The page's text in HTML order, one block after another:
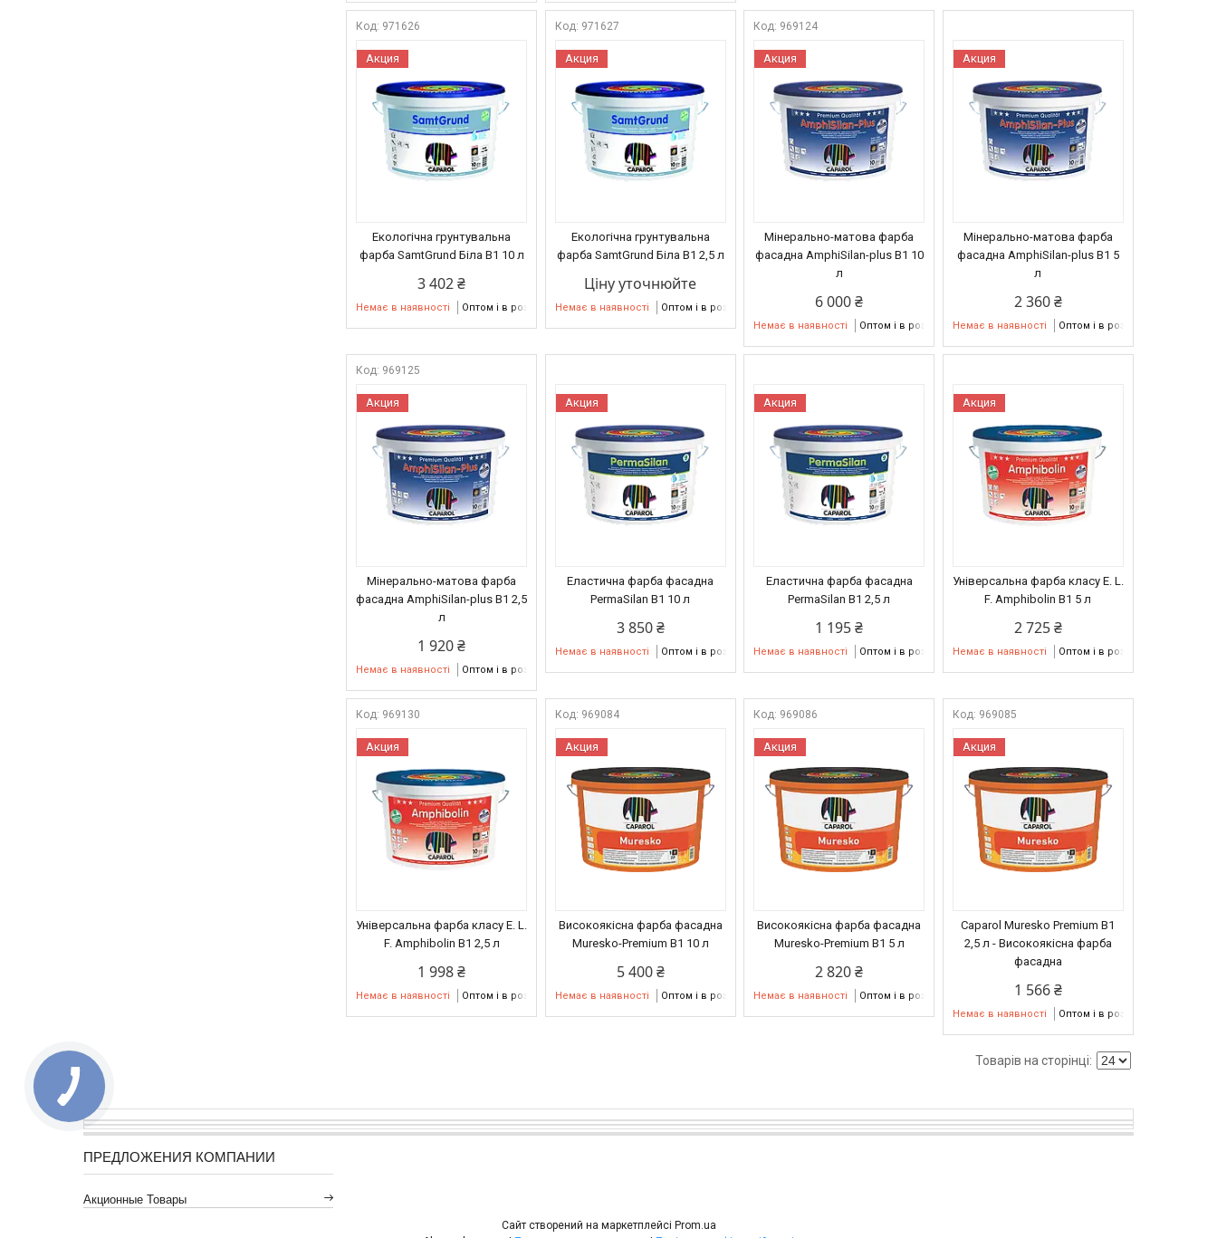
971626
Акция
Екологічна грунтувальна
фарба SamtGrund Біла B1 10 л
3 402 ₴
Немає в наявності Оптом і в роздріб
971627
Акция
Екологічна грунтувальна
фарба SamtGrund Біла B1 2,5 л
Ціну уточнюйте
Немає в наявності Оптом і в роздріб
969124
Акция
Мінерально-матова фарба
фасадна AmphiSilan-plus В1 10
л
6 000 ₴
Немає в наявності Оптом і в роздріб
Акция
Мінерально-матова фарба
фасадна AmphiSilan-plus В1 5
л
2 360 ₴
Немає в наявності Оптом і в роздріб
969125
Акция
Мінерально-матова фарба
фасадна AmphiSilan-plus В1 2,5
л
1 920 ₴
Немає в наявності Оптом і в роздріб
Акция
Еластична фарба фасадна
PermaSilan В1 10 л
3 850 ₴
Немає в наявності Оптом і в роздріб
Акция
Еластична фарба фасадна
PermaSilan В1 2,5 л
1 195 ₴
Немає в наявності Оптом і в роздріб
Акция
Універсальна фарба класу E. L.
F. Amphibolin В1 5 л
2 725 ₴
Немає в наявності Оптом і в роздріб
969130
Акция
Універсальна фарба класу E. L.
F. Amphibolin В1 2,5 л
1 998 ₴
Немає в наявності Оптом і в роздріб
969084
Акция
Високоякісна фарба фасадна
Muresko-Premium В1 10 л
5 400 ₴
Немає в наявності Оптом і в роздріб
969086
Акция
Високоякісна фарба фасадна
Muresko-Premium В1 5 л
2 820 ₴
Немає в наявності Оптом і в роздріб
969085
Акция
Caparol Muresko Premium В1
2,5 л - Високоякісна фарба
фасадна
1 566 ₴
Немає в наявності Оптом і в роздріб
ПРЕДЛОЖЕНИЯ КОМПАНИИ
Акционные Товары
Сайт створений на маркетплейсі Prom.ua